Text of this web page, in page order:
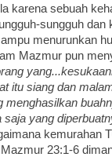
karena sebuah
sungguh dan
menurunkan
Mazmur pun
itu siang dan
menghasilkan
yang
kemurahan
23:1-6